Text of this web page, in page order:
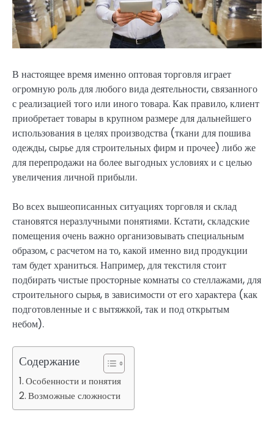
В настоящее время именно оптовая торговля играет
огромную роль для любого вида деятельности, связанного
с реализацией того или иного товара. Как правило, клиент
приобретает товары в крупном размере для дальнейшего
использования в целях производства (ткани для пошива
одежды, сырье для строительных фирм и прочее) либо же
для перепродажи на более выгодных условиях и с целью
увеличения личной прибыли.
Во всех вышеописанных ситуациях торговля и склад
становятся неразлучными понятиями. Кстати, складские
помещения очень важно организовывать специальным
образом, с расчетом на то, какой именно вид продукции
там будет храниться. Например, для текстиля стоит
подбирать чистые просторные комнаты со стеллажами, для
строительного сырья, в зависимости от его характера (как
подготовленные и с вытяжкой, так и под открытым
небом).
Содержание
Особенности и понятия
Возможные сложности